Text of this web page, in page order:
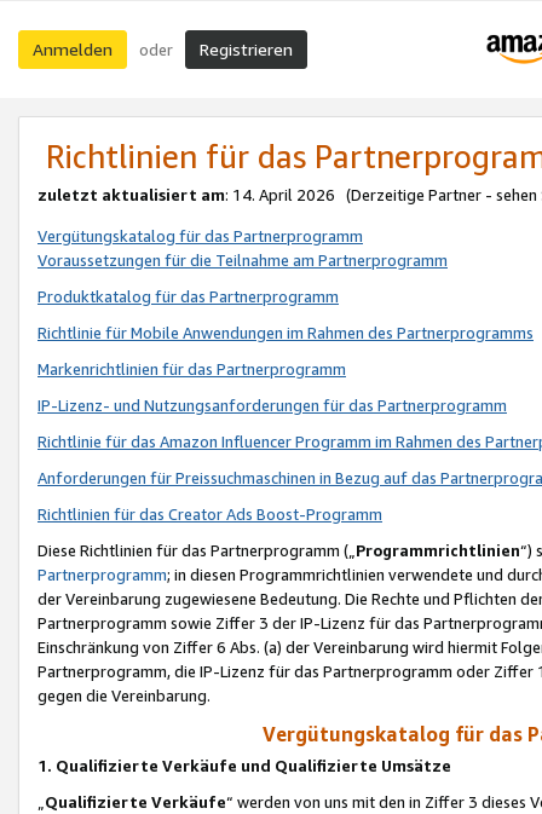
Anmelden oder Registrieren
Richtlinien für das
zuletzt aktualisiert am: 14. April 2026 (Derzeitige Partner - sehen
Vergütungskatalog für das Partnerprogramm
Voraussetzungen für die Teilnahme am Partnerprogramm
Produktkatalog für das Partnerprogramm
Richtlinie für Mobile Anwendungen im Rahmen des Partnerprogramms
Markenrichtlinien für das Partnerprogramm
IP-Lizenz- und Nutzungsanforderungen für das Partnerprogramm
Richtlinie für das Amazon Influencer Programm im Rahmen des
Anforderungen für Preissuchmaschinen in Bezug auf das
Richtlinien für das Creator Ads Boost-Programm
Diese Richtlinien für das Partnerprogramm („Programmrichtlinien“)
Partnerprogramm; in diesen Programmrichtlinien verwendete und
der Vereinbarung zugewiesene Bedeutung. Die Rechte und Pflichten
Partnerprogramm sowie Ziffer 3 der IP-Lizenz für das
Einschränkung von Ziffer 6 Abs. (a) der Vereinbarung wird hiermit
Partnerprogramm, die IP-Lizenz für das Partnerprogramm oder
gegen die Vereinbarung.
Vergütungskatalog für das
1. Qualifizierte Verkäufe und Qualifizierte Umsätze
Qualifizierte Verkäufe“ werden von uns mit den in Ziffer 3